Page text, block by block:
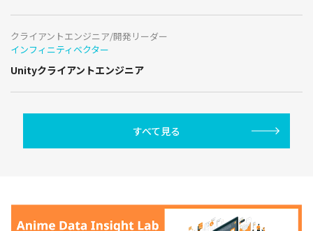
クライアントエンジニア/開発リーダー
インフィニティベクター
Unityクライアントエンジニア
すべて見る